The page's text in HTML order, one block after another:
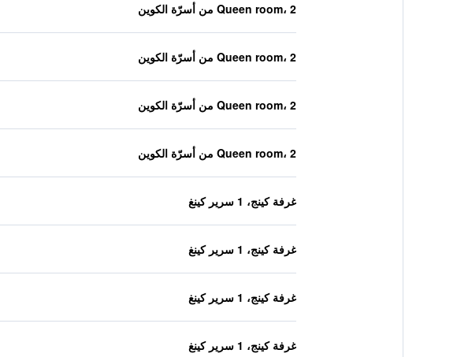
Queen room، 2 من أسرّة الكوين
Queen room، 2 من أسرّة الكوين
Queen room، 2 من أسرّة الكوين
Queen room، 2 من أسرّة الكوين
غرفة كينج، 1 سرير كينغ
غرفة كينج، 1 سرير كينغ
غرفة كينج، 1 سرير كينغ
غرفة كينج، 1 سرير كينغ